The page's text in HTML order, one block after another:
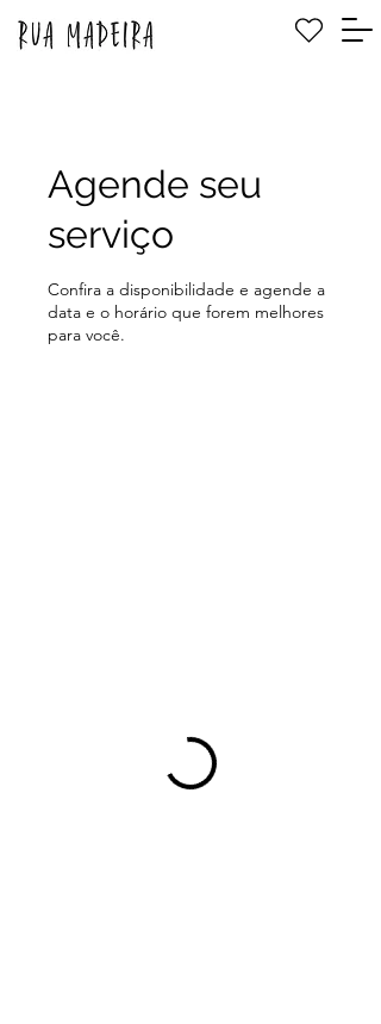
Agende seu
serviço
Confira a disponibilidade e agende a
data e o horário que forem melhores
para você.